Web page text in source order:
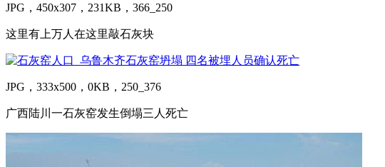
JPG，450x307，231KB，366_250
这里有上万人在这里敲石灰块
JPG，333x500，0KB，250_376
广西陆川一石灰窑发生倒塌三人死亡